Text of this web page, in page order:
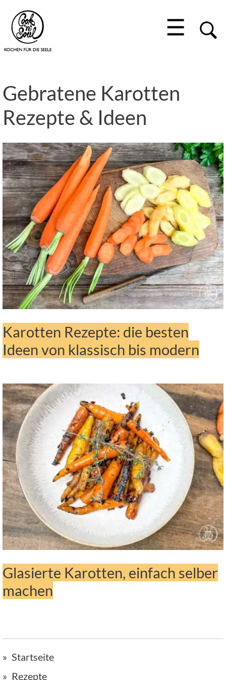
☰
Gebratene Karotten
Rezepte & Ideen
Karotten Rezepte: die besten
Ideen von klassisch bis modern
Glasierte Karotten, einfach selber
machen
Startseite
Rezepte